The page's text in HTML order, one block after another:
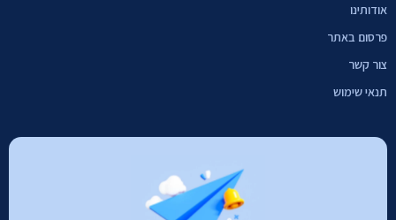
אודותינו
פרסום באתר
צור קשר
תנאי שימוש